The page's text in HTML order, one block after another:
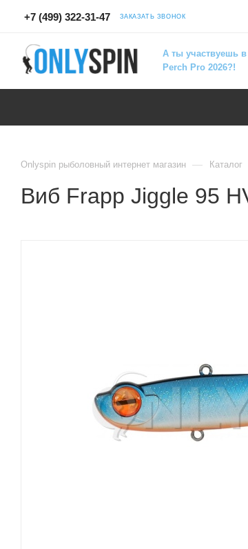
+7 (499) 322-31-47 ЗАКАЗАТЬ ЗВОНОК
А ты участвуешь
Perch Pro 2026?!
Onlyspin рыболовный интернет магазин — Каталог
Виб Frapp Jiggle 95